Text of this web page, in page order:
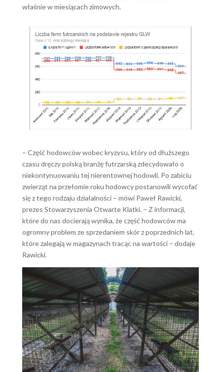
właśnie w miesiącach zimowych.
– Część hodowców wobec kryzysu, który od dłuższego
czasu dręczy polską branżę futrzarską zdecydowało o
niekontynuowaniu tej nierentownej hodowli. Po zabiciu
zwierząt na przełomie roku hodowcy postanowili wycofać
się z tego rodzaju działalności – mówi Paweł Rawicki,
prezes Stowarzyszenia Otwarte Klatki. – Z informacji,
które do nas docierają wynika, że część hodowców ma
ogromny problem ze sprzedaniem skór z poprzednich lat,
które zalegają w magazynach tracąc na wartości – dodaje
Rawicki.